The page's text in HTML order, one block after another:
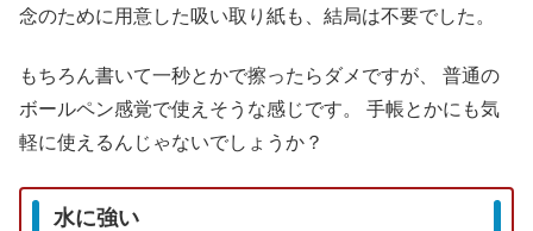
念のために用意した吸い取り紙も、結局は不要でした。
もちろん書いて一秒とかで擦ったらダメですが、
普通の
ボールペン感覚で使えそうな感じです。
手帳とかにも気
軽に使えるんじゃないでしょうか？
水に強い